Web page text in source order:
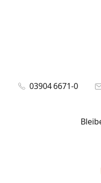
03904 6671-0